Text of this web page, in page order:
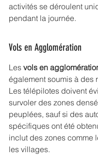
activités se déroulent
pendant la journée.
Vols en Agglomération
Les vols en
également soumis à des
Les télépilotes doivent
survoler des zones
peuplées, sauf si des
spécifiques ont été
inclut des zones comme
les villages.